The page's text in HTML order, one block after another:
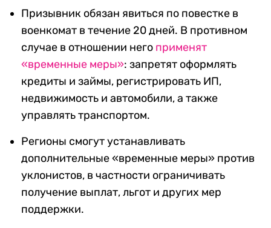
Призывник обязан явиться по повестке в
военкомат в течение 20 дней. В противном
случае в отношении него применят
«временные меры»: запретят оформлять
кредиты и займы, регистрировать ИП,
недвижимость и автомобили, а также
управлять транспортом.
Регионы смогут устанавливать
дополнительные «временные меры» против
уклонистов, в частности ограничивать
получение выплат, льгот и других мер
поддержки.